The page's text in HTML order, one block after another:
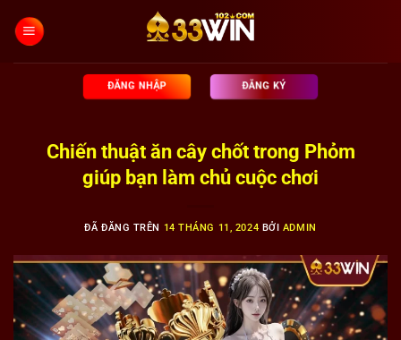
đến
ĐĂNG NHẬP ĐĂNG KÝ
Chiến thuật ăn cây chốt trong Phỏm
giúp bạn làm chủ cuộc chơi
ĐÃ ĐĂNG TRÊN 14 THÁNG 11, 2024 BỞI ADMIN